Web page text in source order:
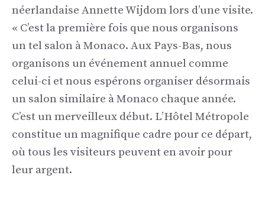
néerlandaise Annette Wijdom lors d’une visite.
« C’est la première fois que nous organisons
un tel salon à Monaco. Aux Pays-Bas, nous
organisons un événement annuel comme
celui-ci et nous espérons organiser désormais
un salon similaire à Monaco chaque année.
C’est un merveilleux début. L’Hôtel Métropole
constitue un magnifique cadre pour ce départ,
où tous les visiteurs peuvent en avoir pour
leur argent.